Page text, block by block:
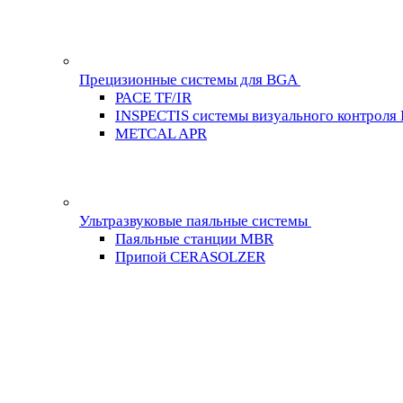
Прецизионные системы для BGA
PACE TF/IR
INSPECTIS системы визуального контроля
METCAL APR
Ультразвуковые паяльные системы
Паяльные станции MBR
Припой CERASOLZER